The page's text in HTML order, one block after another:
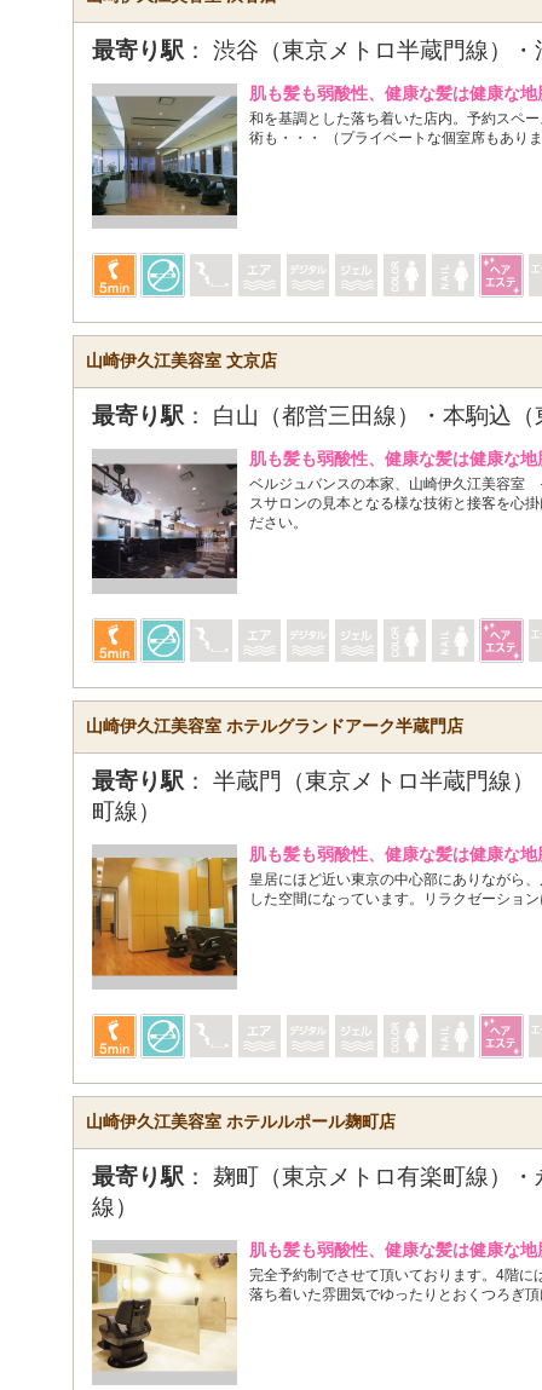
最寄り駅 ： 渋谷（東京メトロ半蔵門線）
肌も髪も弱酸性、健康な髪は健康な地
和を基調とした落ち着いた店内。予約スペ
術も・・・ （プライベートな個室席もあり
山崎伊久江美容室 文京店
最寄り駅 ： 白山（都営三田線）・本駒込
肌も髪も弱酸性、健康な髪は健康な地
ベルジュバンスの本家、山崎伊久江美容室
スサロンの見本となる様な技術と接客を心
ださい。
山崎伊久江美容室 ホテルグランドアーク半蔵門店
最寄り駅 ： 半蔵門（東京メトロ半蔵門線
町線）
肌も髪も弱酸性、健康な髪は健康な地
皇居にほど近い東京の中心部にありながら
した空間になっています。リラクゼーショ
山崎伊久江美容室 ホテルルポール麹町店
最寄り駅 ： 麹町（東京メトロ有楽町線）
線）
肌も髪も弱酸性、健康な髪は健康な地
完全予約制でさせて頂いております。4階
落ち着いた雰囲気でゆったりとおくつろぎ